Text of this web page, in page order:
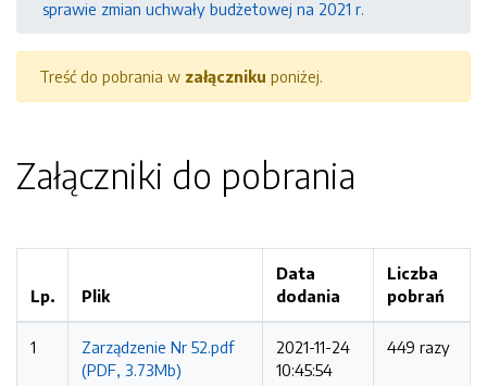
sprawie zmian uchwały budżetowej na 2021 r.
Treść do pobrania w załączniku poniżej.
Załączniki do pobrania
Lp. Plik
Data
dodania
Liczba
pobrań
1
Zarządzenie Nr 52.pdf
(PDF, 3.73Mb)
2021-11-24
10:45:54
449 razy